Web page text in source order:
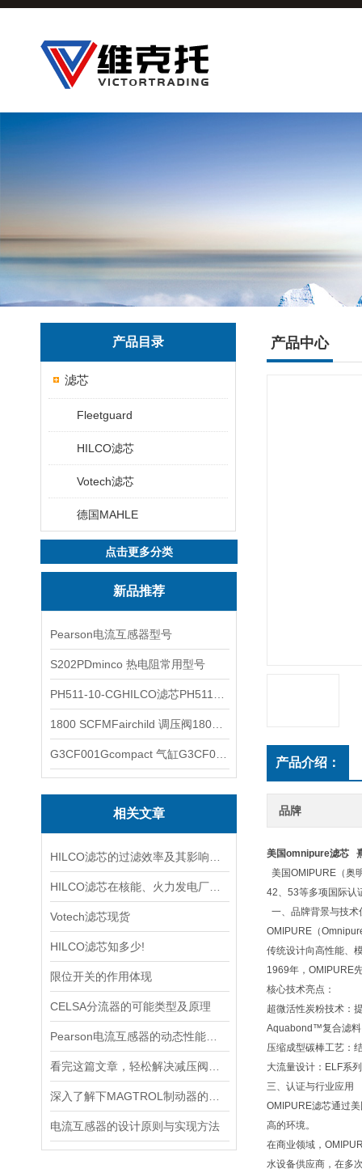
产品目录
滤芯
Fleetguard
HILCO滤芯
Votech滤芯
德国MAHLE
点击更多分类
新品推荐
Pearson电流互感器型号
S202PDminco 热电阻常用型号
相关文章
Votech滤芯现货
HILCO滤芯知多少!
限位开关的作用体现
CELSA分流器的可能类型及原理
电流互感器的设计原则与实现方法
产品中心
产品介绍：
品牌
美国omnipure滤芯
美国OMIPURE（奥
42、53等多项国际认
一、品牌背景与技术
OMIPURE（
传统设计向高性能、
1969年，OMIPURE
核心技术亮点：
超微活性炭粉技术‌：
‌Aquabond™复合滤料‌
压缩成型碳棒工艺‌：
大流量设计‌：ELF系
三、认证与行业应用
OMIPURE滤芯通过
高的环境。
在商业领域，
水设备供应商，在多